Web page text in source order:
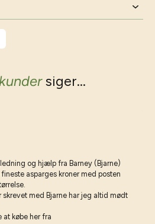
siger...
og hjælp fra Barney (Bjarne)
asparges kroner med posten
skrevet med Bjarne har jeg altid mødt
at købe her fra
gode råd til haven?
min havekalender 2026
og download min
helt gratis 📅